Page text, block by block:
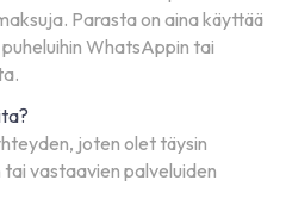
Parasta on aina käyttää
WhatsAppin tai
joten olet täysin
vastaavien palveluiden